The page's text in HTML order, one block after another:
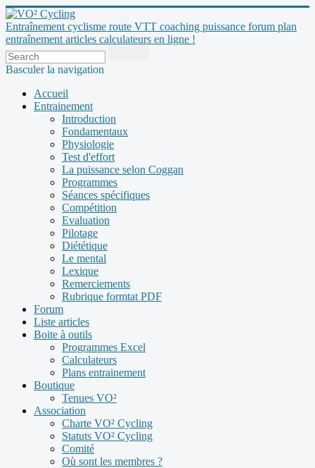
Entraînement cyclisme route VTT coaching puissance forum plan
entraînement articles calculateurs en ligne !
Basculer la navigation
Accueil
Entrainement
Introduction
Fondamentaux
Physiologie
Test d'effort
La puissance selon Coggan
Programmes
Séances spécifiques
Compétition
Evaluation
Pilotage
Diététique
Le mental
Lexique
Remerciements
Rubrique formtat PDF
Forum
Liste articles
Boite à outils
Programmes Excel
Calculateurs
Plans entrainement
Boutique
Tenues VO²
Association
Charte VO² Cycling
Statuts VO² Cycling
Comité
Où sont les membres ?